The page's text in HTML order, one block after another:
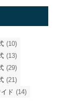
(10)
(13)
(29)
(21)
ド (14)